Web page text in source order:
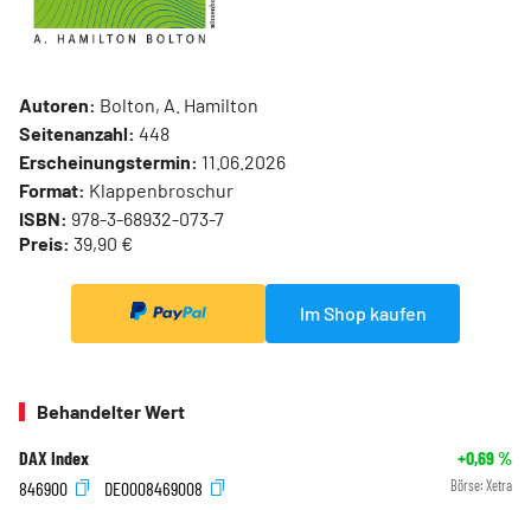
Autoren: Bolton, A. Hamilton
Seitenanzahl: 448
Erscheinungstermin: 11.06.2026
Format: Klappenbroschur
ISBN: 978-3-68932-073-7
Preis: 39,90 €
Im Shop kaufen
Behandelter Wert
DAX Index +0,69%
846900
DE0008469008 Börse: Xetra